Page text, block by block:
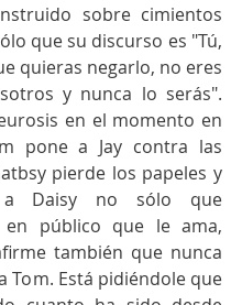
sobre cimientos
que su discurso es "Tú,
quieras negarlo, no eres
y nunca lo serás".
en el momento en
pone a Jay contra las
pierde los papeles y
Daisy no sólo que
en público que le ama,
también que nunca
Tom. Está pidiéndole que